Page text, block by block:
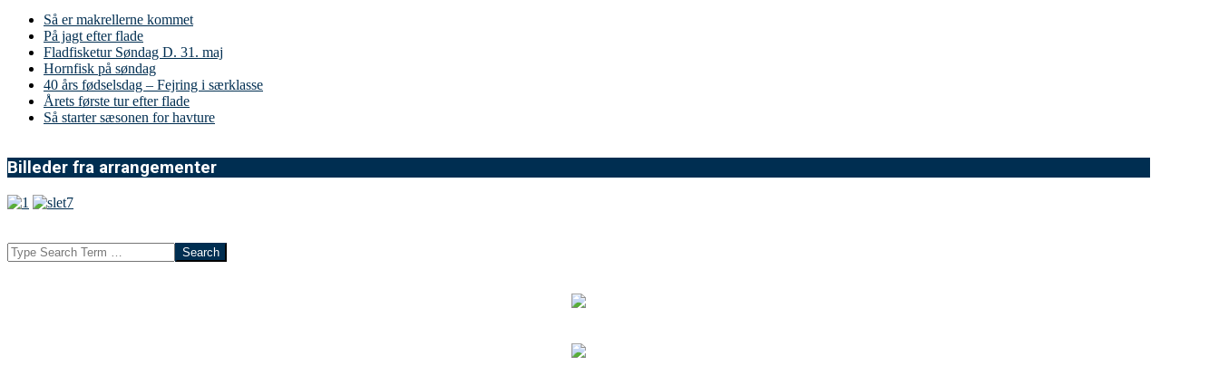
Så er makrellerne kommet
På jagt efter flade
Fladfisketur Søndag D. 31. maj
Hornfisk på søndag
40 års fødselsdag – Fejring i særklasse
Årets første tur efter flade
Så starter sæsonen for havture
Billeder fra arrangementer
Search